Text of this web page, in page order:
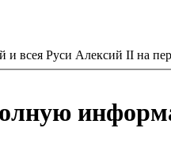
всея Руси Алексий II на